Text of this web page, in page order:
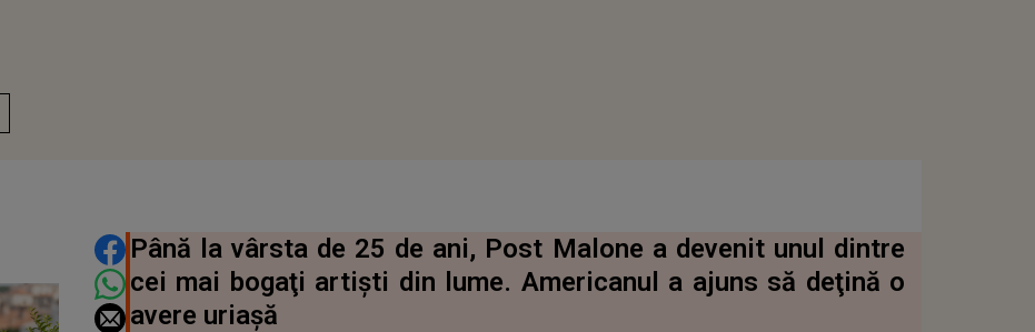
DISTRIBUIE ARTICOLUL
Până la vârsta de 25 de ani, Post Malone a devenit unul dintre
cei mai bogaţi artişti din lume. Americanul a ajuns să deţină o
avere uriaşă